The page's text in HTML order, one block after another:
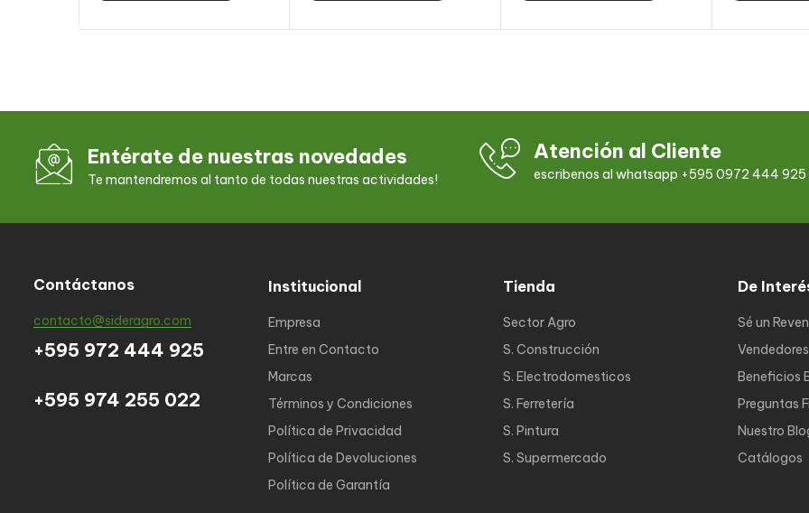
Add to cart Add to cart Add to cart
Entérate de nuestras novedades
Te mantendremos al tanto de todas nuestras actividades!
Atención al Cliente
escribenos al whatsapp +595 0972 444 925
Contáctanos
contacto@sideragro.com
+595 972 444 925
+595 974 255 022
Institucional
Empresa
Entre en Contacto
Marcas
Términos y Condiciones
Política de Privacidad
Política de Devoluciones
Política de Garantía
Tienda
Sector Agro
S. Construcción
S. Electrodomesticos
S. Ferretería
S. Pintura
S. Supermercado
De
Sé un
Vendedores
Beneficios
Preguntas
Nuestro
Catálogos